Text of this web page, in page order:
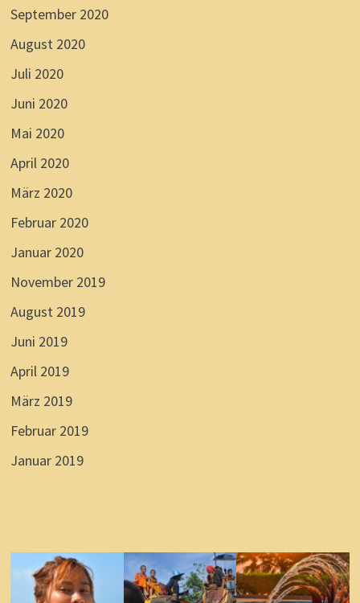
September 2020
August 2020
Juli 2020
Juni 2020
Mai 2020
April 2020
März 2020
Februar 2020
Januar 2020
November 2019
August 2019
Juni 2019
April 2019
März 2019
Februar 2019
Januar 2019